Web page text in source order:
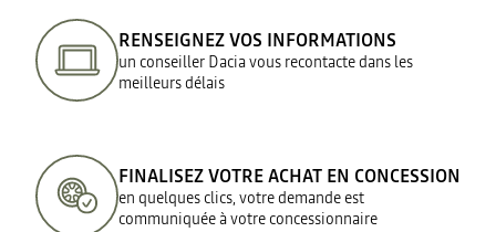
RENSEIGNEZ VOS INFORMATIONS
un conseiller Dacia vous recontacte dans les
meilleurs délais
FINALISEZ VOTRE ACHAT EN CONCESSION
en quelques clics, votre demande est
communiquée à votre concessionnaire